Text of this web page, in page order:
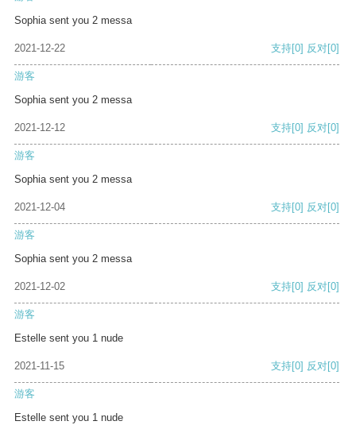
Sophia sent you 2 messa
2021-12-22 支持[0] 反对[0]
游客
Sophia sent you 2 messa
2021-12-12 支持[0] 反对[0]
游客
Sophia sent you 2 messa
2021-12-04 支持[0] 反对[0]
游客
Sophia sent you 2 messa
2021-12-02 支持[0] 反对[0]
游客
Estelle sent you 1 nude
2021-11-15 支持[0] 反对[0]
游客
Estelle sent you 1 nude